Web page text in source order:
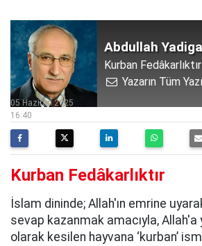
Abdullah
Kurban Fedâkarlıktır
Yazarın Tüm
16:40
05 Haziran 2025
Kurban Fedâkarlıktır
İslam dininde; Allah'ın emrine
sevap kazanmak amacıyla, Allah'a
olarak kesilen hayvana ‘kurban’